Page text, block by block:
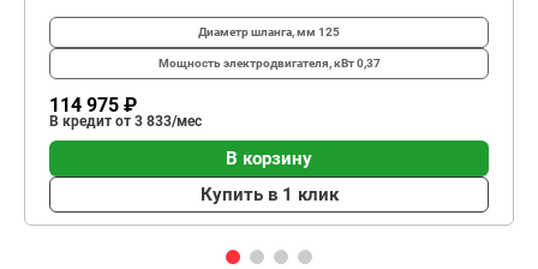
Диаметр шланга, мм 125
Мощность электродвигателя, кВт0,37
114 975 ₽
В кредит от 3 833/мес
В корзину
Купить в 1 клик